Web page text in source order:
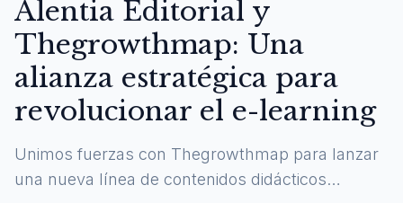
Alentia Editorial y
Thegrowthmap: Una
alianza estratégica para
revolucionar el e-learning
Unimos fuerzas con Thegrowthmap para lanzar
una nueva línea de contenidos didácticos